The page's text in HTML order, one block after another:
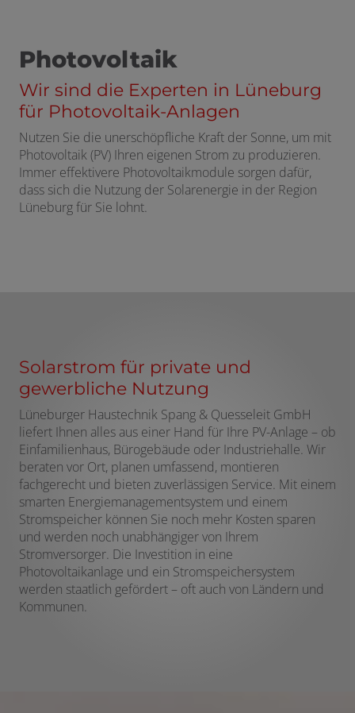
Photovoltaik
Wir sind die Experten in Lüneburg
für Photovoltaik-Anlagen
Nutzen Sie die unerschöpfliche Kraft der Sonne, um mit
Photovoltaik (PV) Ihren eigenen Strom zu produzieren.
Immer effektivere Photovoltaikmodule sorgen dafür,
dass sich die Nutzung der Solarenergie in der Region
Lüneburg für Sie lohnt.
Solarstrom für private und
gewerbliche Nutzung
Lüneburger Haustechnik Spang & Quesseleit GmbH
liefert Ihnen alles aus einer Hand für Ihre PV-Anlage – ob
Einfamilienhaus, Bürogebäude oder Industriehalle. Wir
beraten vor Ort, planen umfassend, montieren
fachgerecht und bieten zuverlässigen Service. Mit einem
smarten Energiemanagementsystem und einem
Stromspeicher können Sie noch mehr Kosten sparen
und werden noch unabhängiger von Ihrem
Stromversorger. Die Investition in eine
Photovoltaikanlage und ein Stromspeichersystem
werden staatlich gefördert – oft auch von Ländern und
Kommunen.